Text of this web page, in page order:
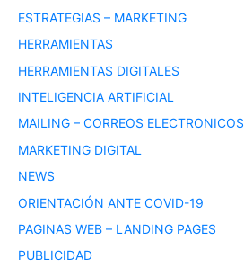
ESTRATEGIAS – MARKETING
HERRAMIENTAS
HERRAMIENTAS DIGITALES
INTELIGENCIA ARTIFICIAL
MAILING – CORREOS ELECTRONICOS
MARKETING DIGITAL
NEWS
ORIENTACIÓN ANTE COVID-19
PAGINAS WEB – LANDING PAGES
PUBLICIDAD